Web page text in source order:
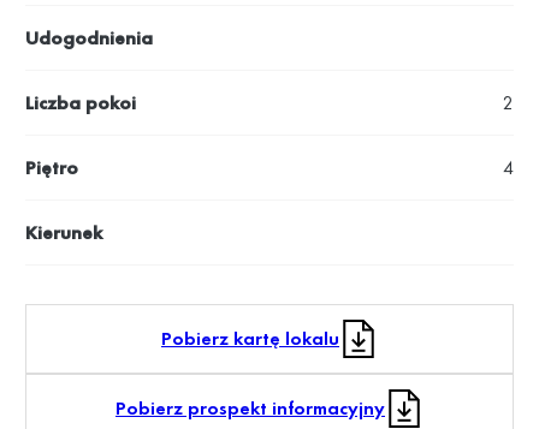
Udogodnienia
Liczba pokoi 2
Piętro 4
Kierunek
Pobierz kartę lokalu
Pobierz prospekt informacyjny